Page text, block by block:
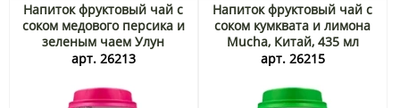
Напиток фруктовый чай с
соком медового персика и
зеленым чаем Улун
Mucha, Китай, 435 мл
арт. 26213
Напиток фруктовый чай с
соком кумквата и лимона
Mucha, Китай, 435 мл
арт. 26215